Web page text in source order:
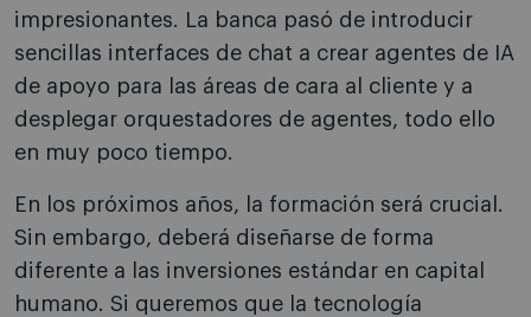
impresionantes. La banca pasó de introducir
sencillas interfaces de chat a crear agentes de IA
de apoyo para las áreas de cara al cliente y a
desplegar orquestadores de agentes, todo ello
en muy poco tiempo.
En los próximos años, la formación será crucial.
Sin embargo, deberá diseñarse de forma
diferente a las inversiones estándar en capital
humano. Si queremos que la tecnología